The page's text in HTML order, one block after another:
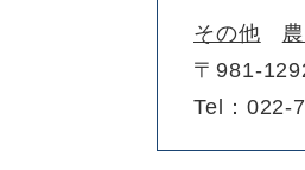
その他
〒981-
Tel：022-